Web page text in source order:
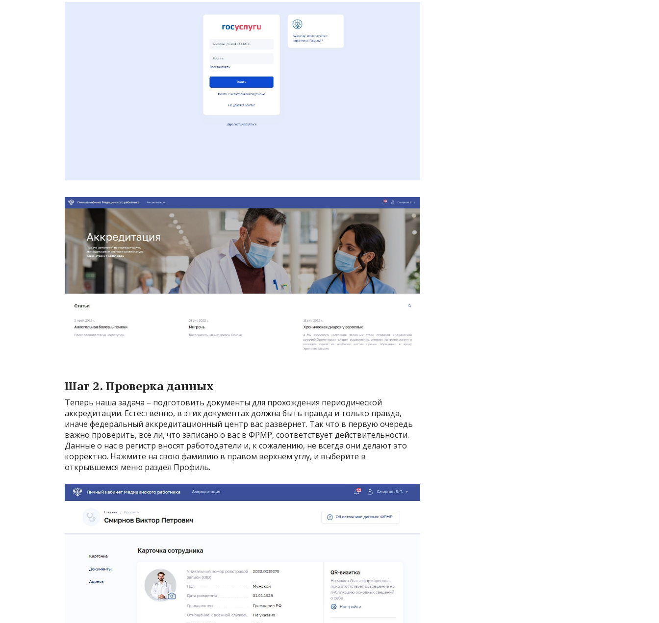
Шаг 2. Проверка данных
Теперь наша задача – подготовить документы для прохождения периодической
аккредитации. Естественно, в этих документах должна быть правда и только правда,
иначе федеральный аккредитационный центр вас развернет. Так что в первую очередь
важно проверить, всё ли, что записано о вас в ФРМР, соответствует действительности.
Данные о нас в регистр вносят работодатели и, к сожалению, не всегда они делают это
корректно. Нажмите на свою фамилию в правом верхнем углу, и выберите в
открывшемся меню раздел Профиль.